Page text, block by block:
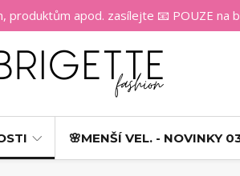
produktům apod. zasílejte 📧 POUZE
🌸MENŠÍ VEL. - NOVINKY